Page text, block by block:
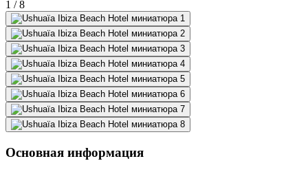
1 / 8
Основная информация